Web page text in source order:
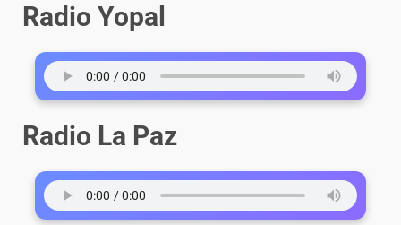
Radio Yopal
Radio La Paz